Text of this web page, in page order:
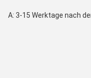
A: 3-15 Werktage nach